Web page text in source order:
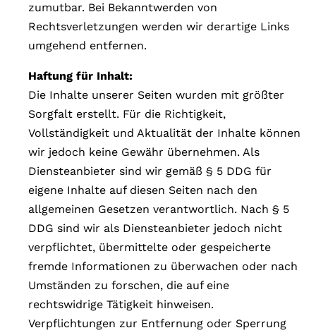
zumutbar. Bei Bekanntwerden von
Rechtsverletzungen werden wir derartige Links
umgehend entfernen.
Haftung für Inhalt:
Die Inhalte unserer Seiten wurden mit größter
Sorgfalt erstellt. Für die Richtigkeit,
Vollständigkeit und Aktualität der Inhalte können
wir jedoch keine Gewähr übernehmen. Als
Diensteanbieter sind wir gemäß § 5 DDG für
eigene Inhalte auf diesen Seiten nach den
allgemeinen Gesetzen verantwortlich. Nach § 5
DDG sind wir als Diensteanbieter jedoch nicht
verpflichtet, übermittelte oder gespeicherte
fremde Informationen zu überwachen oder nach
Umständen zu forschen, die auf eine
rechtswidrige Tätigkeit hinweisen.
Verpflichtungen zur Entfernung oder Sperrung